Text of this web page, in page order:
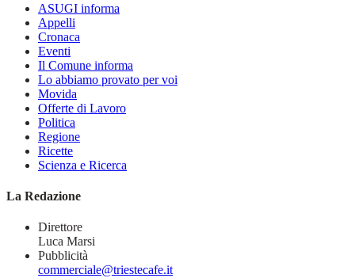
ASUGI informa
Appelli
Cronaca
Eventi
Il Comune informa
Lo abbiamo provato per voi
Movida
Offerte di Lavoro
Politica
Regione
Ricette
Scienza e Ricerca
La Redazione
Direttore
Luca Marsi
Pubblicità
commerciale@triestecafe.it